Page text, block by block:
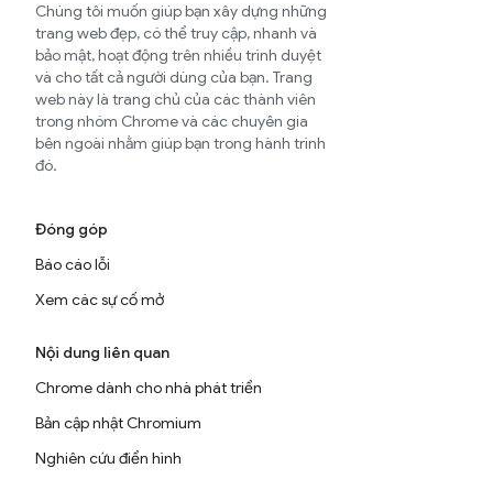
Chúng tôi muốn giúp bạn xây dựng những
trang web đẹp, có thể truy cập, nhanh và
bảo mật, hoạt động trên nhiều trình duyệt
và cho tất cả người dùng của bạn. Trang
web này là trang chủ của các thành viên
trong nhóm Chrome và các chuyên gia
bên ngoài nhằm giúp bạn trong hành trình
đó.
Đóng góp
Báo cáo lỗi
Xem các sự cố mở
Nội dung liên quan
Chrome dành cho nhà phát triển
Bản cập nhật Chromium
Nghiên cứu điển hình